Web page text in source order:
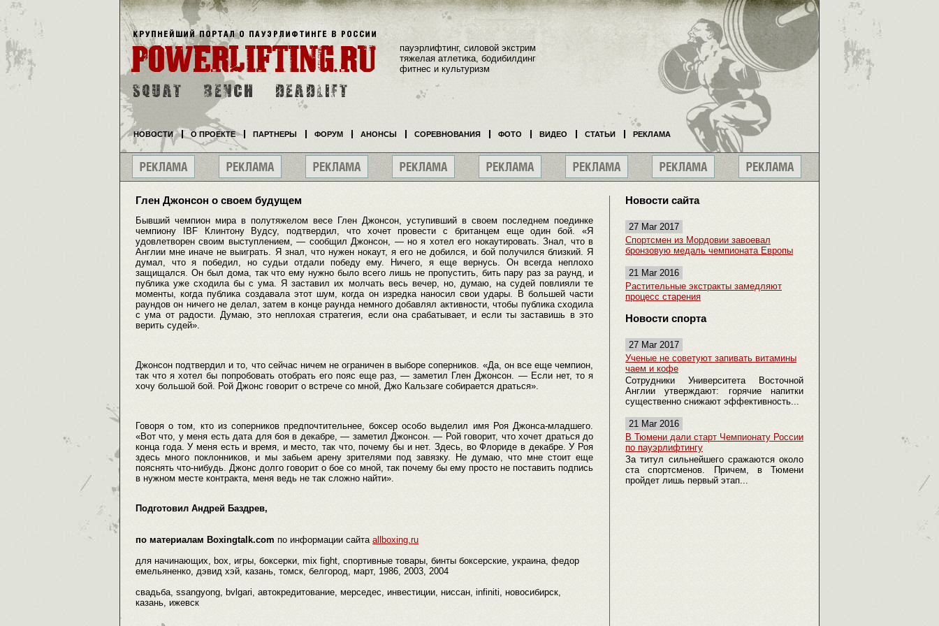
Глен Джонсон о своем будущем
Бывший чемпион мира в полутяжелом весе Глен Джонсон, уступивший в своем последнем поединке
чемпиону IBF Клинтону Вудсу, подтвердил, что хочет провести с британцем еще один бой. «Я
удовлетворен своим выступлением, — сообщил Джонсон, — но я хотел его нокаутировать. Знал, что в
Англии мне иначе не выиграть. Я знал, что нужен нокаут, я его не добился, и бой получился близкий. Я
думал, что я победил, но судьи отдали победу ему. Ничего, я еще вернусь. Он всегда неплохо
защищался. Он был дома, так что ему нужно было всего лишь не пропустить, бить пару раз за раунд, и
публика уже сходила бы с ума. Я заставил их молчать весь вечер, но, думаю, на судей повлияли те
моменты, когда публика создавала этот шум, когда он изредка наносил свои удары. В большей части
раундов он ничего не делал, затем в конце раунда немного добавлял активности, чтобы публика сходила
с ума от радости. Думаю, это неплохая стратегия, если она срабатывает, и если ты заставишь в это
верить судей».
Джонсон подтвердил и то, что сейчас ничем не ограничен в выборе соперников. «Да, он все еще чемпион,
так что я хотел бы попробовать отобрать его пояс еще раз, — заметил Глен Джонсон. — Если нет, то я
хочу большой бой. Рой Джонс говорит о встрече со мной, Джо Кальзаге собирается драться».
Говоря о том, кто из соперников предпочтительнее, боксер особо выделил имя Роя Джонса-младшего.
«Вот что, у меня есть дата для боя в декабре, — заметил Джонсон. — Рой говорит, что хочет драться до
конца года. У меня есть и время, и место, так что, почему бы и нет. Здесь, во Флориде в декабре. У Роя
здесь много поклонников, и мы забьем арену зрителями под завязку. Не думаю, что мне стоит еще
пояснять что-нибудь. Джонс долго говорит о бое со мной, так почему бы ему просто не поставить подпись
в нужном месте контракта, меня ведь не так сложно найти».
Подготовил Андрей Баздрев,
по материалам Boxingtalk.com по информации сайта allboxing.ru
для начинающих, box, игры, боксерки, mix fight, спортивные товары, бинты боксерские, украина, федор
емельяненко, дэвид хэй, казань, томск, белгород, март, 1986, 2003, 2004
свадьба, ssangyong, bvlgari, автокредитование, мерседес, инвестиции, ниссан, infiniti, новосибирск,
казань, ижевск
Новости сайта
27 Mar 2017
Спортсмен из Мордовии завоевал
бронзовую медаль чемпионата Европы
21 Mar 2016
Растительные экстракты замедляют
процесс старения
Новости спорта
27 Mar 2017
Ученые не советуют запивать витамины
чаем и кофе
Сотрудники Университета Восточной
Англии утверждают: горячие напитки
существенно снижают эффективность...
21 Mar 2016
В Тюмени дали старт Чемпионату России
по пауэрлифтингу
За титул сильнейшего сражаются около
ста спортсменов. Причем, в Тюмени
пройдет лишь первый этап...
пауэрлифтинг, силовой экстрим
тяжелая атлетика, бодибилдинг
фитнес и культуризм
НОВОСТИ О ПРОЕКТЕ ПАРТНЕРЫ ФОРУМ АНОНСЫ СОРЕВНОВАНИЯ ФОТО ВИДЕО СТАТЬИ РЕКЛАМА